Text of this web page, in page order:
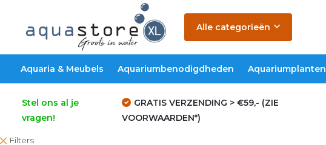
Alle categorieën
Aquaria & Meubels Aquariumbenodigdheden Aquariumplanten
Stel ons al je
vragen!
GRATIS VERZENDING > €59,- (ZIE
VOORWAARDEN*)
Filters